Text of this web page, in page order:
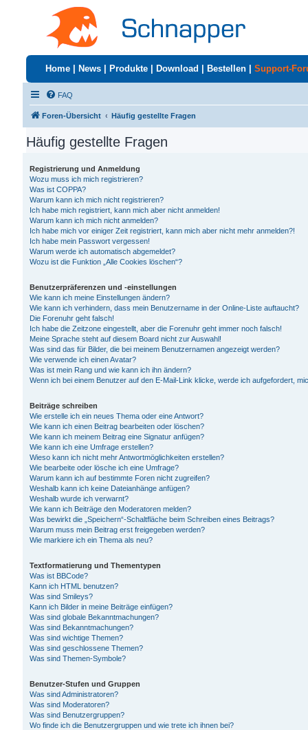
Home News Produkte Download Bestellen Support-
FAQ
Foren-Übersicht Häufig gestellte Fragen
Häufig gestellte Fragen
Registrierung und Anmeldung
Wozu muss ich mich registrieren?
Was ist COPPA?
Warum kann ich mich nicht registrieren?
Ich habe mich registriert, kann mich aber nicht anmelden!
Warum kann ich mich nicht anmelden?
Ich habe mich vor einiger Zeit registriert, kann mich aber nicht mehr anmelden?!
Ich habe mein Passwort vergessen!
Warum werde ich automatisch abgemeldet?
Wozu ist die Funktion „Alle Cookies löschen“?
Benutzerpräferenzen und -einstellungen
Wie kann ich meine Einstellungen ändern?
Wie kann ich verhindern, dass mein Benutzername in der Online-Liste auftaucht?
Die Forenuhr geht falsch!
Ich habe die Zeitzone eingestellt, aber die Forenuhr geht immer noch falsch!
Meine Sprache steht auf diesem Board nicht zur Auswahl!
Was sind das für Bilder, die bei meinem Benutzernamen angezeigt werden?
Wie verwende ich einen Avatar?
Was ist mein Rang und wie kann ich ihn ändern?
Wenn ich bei einem Benutzer auf den E-Mail-Link klicke, werde ich aufgefordert,
Beiträge schreiben
Wie erstelle ich ein neues Thema oder eine Antwort?
Wie kann ich einen Beitrag bearbeiten oder löschen?
Wie kann ich meinem Beitrag eine Signatur anfügen?
Wie kann ich eine Umfrage erstellen?
Wieso kann ich nicht mehr Antwortmöglichkeiten erstellen?
Wie bearbeite oder lösche ich eine Umfrage?
Warum kann ich auf bestimmte Foren nicht zugreifen?
Weshalb kann ich keine Dateianhänge anfügen?
Weshalb wurde ich verwarnt?
Wie kann ich Beiträge den Moderatoren melden?
Was bewirkt die „Speichern“-Schaltfläche beim Schreiben eines Beitrags?
Warum muss mein Beitrag erst freigegeben werden?
Wie markiere ich ein Thema als neu?
Textformatierung und Thementypen
Was ist BBCode?
Kann ich HTML benutzen?
Was sind Smileys?
Kann ich Bilder in meine Beiträge einfügen?
Was sind globale Bekanntmachungen?
Was sind Bekanntmachungen?
Was sind wichtige Themen?
Was sind geschlossene Themen?
Was sind Themen-Symbole?
Benutzer-Stufen und Gruppen
Was sind Administratoren?
Was sind Moderatoren?
Was sind Benutzergruppen?
Wo finde ich die Benutzergruppen und wie trete ich ihnen bei?